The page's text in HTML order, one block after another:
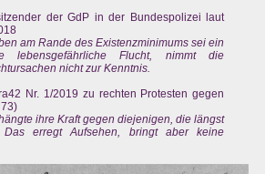
der GdP in der Bundespolizei laut
am Rande des Existenzminimums sei ein
lebensgefährliche Flucht, nimmt die
nicht zur Kenntnis.
Nr. 1/2019 zu rechten Protesten gegen
ihre Kraft gegen diejenigen, die längst
Das erregt Aufsehen, bringt aber keine